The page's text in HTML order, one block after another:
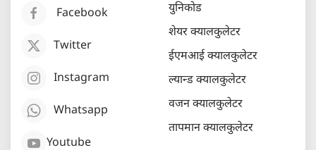
Facebook
Twitter
Instagram
Whatsapp
Youtube
युनिकोड
शेयर क्यालकुलेटर
ईएमआई क्यालकुलेटर
ल्यान्ड क्यालकुलेटर
वजन क्यालकुलेटर
तापमान क्यालकुलेटर